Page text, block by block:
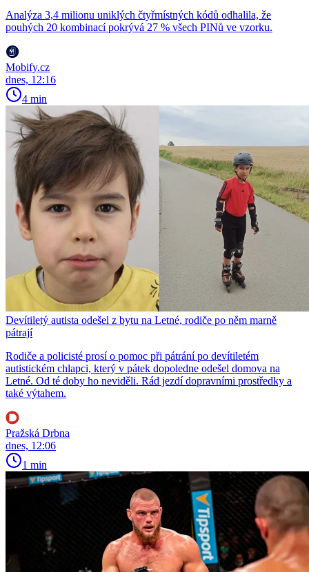
Analýza 3,4 milionu uniklých čtyřmístných kódů odhalila, že
pouhých 20 kombinací pokrývá 27 % všech PINů ve vzorku.
Mobify.cz
dnes, 12:16
4 min
Devítiletý autista odešel z bytu na Letné, rodiče po něm marně
pátrají
Rodiče a policisté prosí o pomoc při pátrání po devítiletém
autistickém chlapci, který v pátek dopoledne odešel domova na
Letné. Od té doby ho neviděli. Rád jezdí dopravními prostředky a
také výtahem.
Pražská Drbna
dnes, 12:06
1 min